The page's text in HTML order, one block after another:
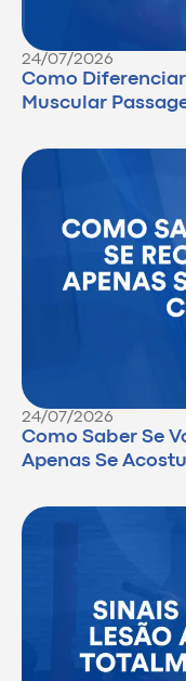
24/07/2026
Como
Muscular
24/07/2026
Como Saber Se
Apenas Se